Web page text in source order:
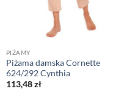
PIŻAMY
Piżama damska Cornette
624/292 Cynthia
113,48zł